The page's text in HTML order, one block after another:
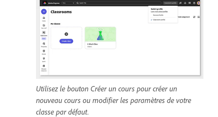
Utilisez le bouton Créer un cours pour créer un
nouveau cours ou modifier les paramètres de votre
classe par défaut.